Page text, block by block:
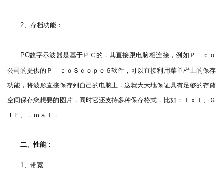
2 、存档功能：
PC数字示波器是基于ＰＣ的，其直接跟电脑相连接，例如Ｐｉｃｏ
公司的提供的ＰｉｃｏＳｃｏｐｅ６软件，可以直接利用菜单栏上的保存
功能，将波形直接保存到自己的电脑上，这就大大地保证具有足够的存储
空间保存您想要的图片，同时它还支持多种保存格式，比如：ｔｘｔ、Ｇ
ＩＦ、．ｍａｔ．
二、性能：
1 、带宽